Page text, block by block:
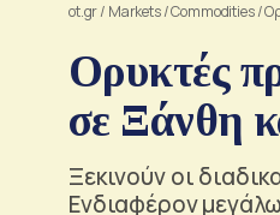
ot.gr/ Markets/Commodities/
Ορυκτές
σε Ξάνθη
Ξεκινούν οι
Ενδιαφέρον